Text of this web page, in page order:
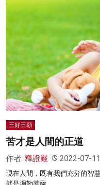
三好三願
苦才是人間的正道
作者: 釋證嚴 2022-07-11
現在人間，既有我們充分的智
就是彌勒菩薩。